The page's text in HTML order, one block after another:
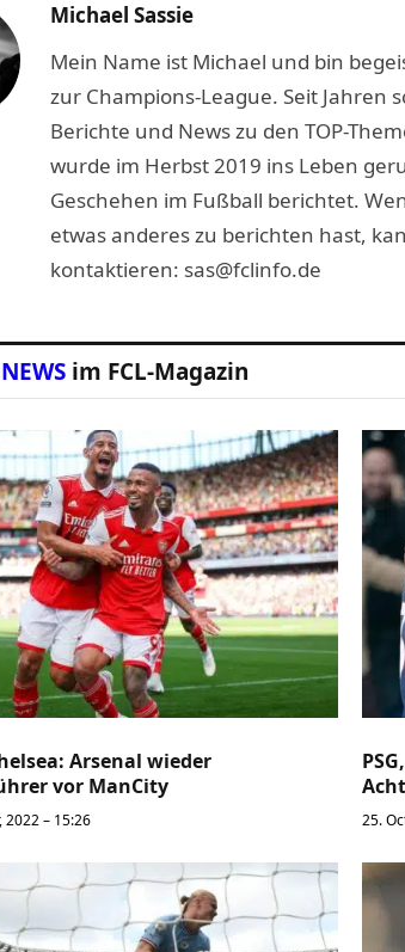
Michael Sassie
Mein Name ist Michael und bin
zur Champions-League. Seit Jahren
Berichte und News zu den TOP-
wurde im Herbst 2019 ins Leben
Geschehen im Fußball berichtet.
etwas anderes zu berichten hast,
kontaktieren: sas@fclinfo.de
NEWS im FCL-Magazin
Arsenal wieder
vor ManCity
2022 – 15:26 25.